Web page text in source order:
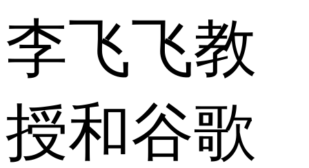
李飞飞教
授和谷歌